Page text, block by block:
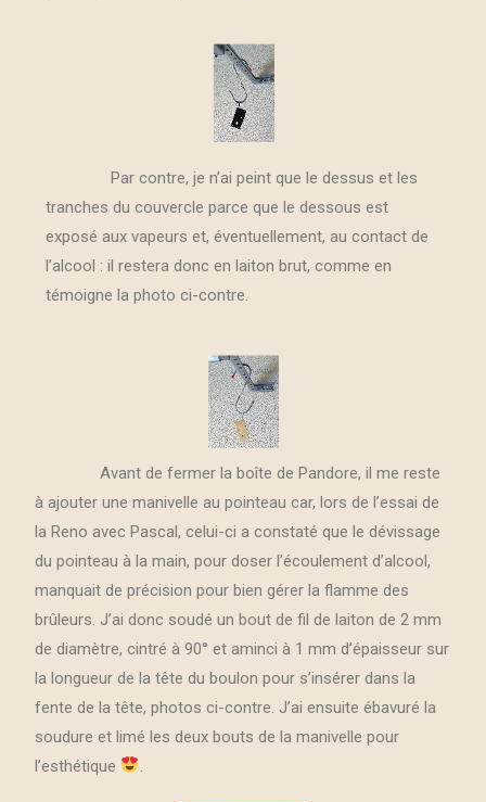
Par contre, je n’ai peint que le dessus et les
tranches du couvercle parce que le dessous est
exposé aux vapeurs et, éventuellement, au contact de
l’alcool : il restera donc en laiton brut, comme en
témoigne la photo ci-contre.
Avant de fermer la boîte de Pandore, il me reste
à ajouter une manivelle au pointeau car, lors de l’essai de
la Reno avec Pascal, celui-ci a constaté que le dévissage
du pointeau à la main, pour doser l’écoulement d’alcool,
manquait de précision pour bien gérer la flamme des
brûleurs. J’ai donc soudé un bout de fil de laiton de 2 mm
de diamètre, cintré à 90° et aminci à 1 mm d’épaisseur sur
la longueur de la tête du boulon pour s’insérer dans la
fente de la tête, photos ci-contre. J’ai ensuite ébavuré la
soudure et limé les deux bouts de la manivelle pour
l’esthétique
.